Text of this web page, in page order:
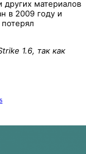
других материалов
в 2009 году и
1.6, так как